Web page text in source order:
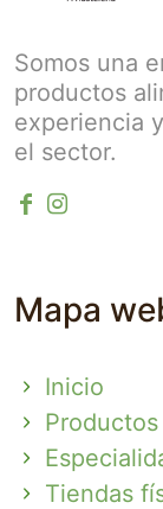
Somos una
productos
experiencia
el sector.
Mapa
Inicio
Productos
Tiendas